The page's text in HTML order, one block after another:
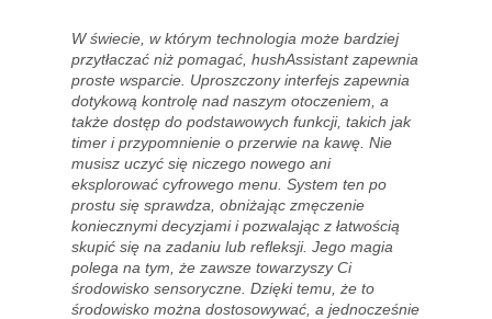
W świecie, w którym technologia może bardziej
przytłaczać niż pomagać, hushAssistant zapewnia
proste wsparcie. Uproszczony interfejs zapewnia
dotykową kontrolę nad naszym otoczeniem, a
także dostęp do podstawowych funkcji, takich jak
timer i przypomnienie o przerwie na kawę. Nie
musisz uczyć się niczego nowego ani
eksplorować cyfrowego menu. System ten po
prostu się sprawdza, obniżając zmęczenie
koniecznymi decyzjami i pozwalając z łatwością
skupić się na zadaniu lub refleksji. Jego magia
polega na tym, że zawsze towarzyszy Ci
środowisko sensoryczne. Dzięki temu, że to
środowisko można dostosowywać, a jednocześnie